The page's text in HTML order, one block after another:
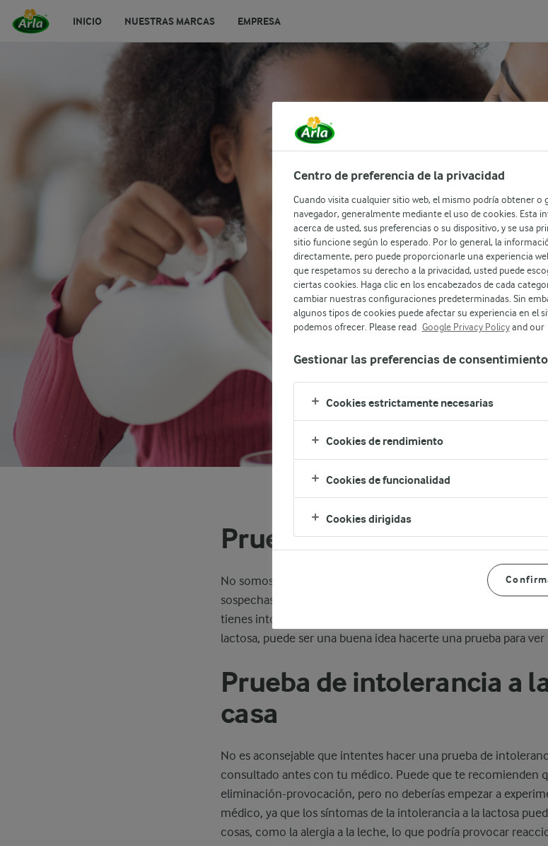
INICIO NUESTRAS MARCAS EMPRESA
Prueba de intolerancia a la
Prueba de intolerancia a
No somos médicos expertos, simplemente nos encantan los
sospechas que tienes intolerancia a la lactosa, consulta a un
tienes intolerancia a la lactosa? Si experimentas algunos de
lactosa, puede ser una buena idea hacerte una prueba para
Prueba de intolerancia a
casa
No es aconsejable que intentes hacer una prueba de
consultado antes con tu médico. Puede que te recomienden
eliminación-provocación, pero no deberías empezar a
médico, ya que los síntomas de la intolerancia a la lactosa
cosas, como la alergia a la leche, lo que podría provocar
Centro de preferencia de la privacidad
Cuando visita cualquier sitio web, el mismo podría obtener o
navegador, generalmente mediante el uso de cookies. Esta
acerca de usted, sus preferencias o su dispositivo, y se usa
sitio funcione según lo esperado. Por lo general, la
directamente, pero puede proporcionarle una experiencia
que respetamos su derecho a la privacidad, usted puede
ciertas cookies. Haga clic en los encabezados de cada
cambiar nuestras configuraciones predeterminadas. Sin
algunos tipos de cookies puede afectar su experiencia en el
podemos ofrecer. Please read Google Privacy Policyand our
Gestionar las preferencias de consentimiento
Cookies estrictamente necesarias
Cookies de rendimiento
Cookies de funcionalidad
Cookies dirigidas